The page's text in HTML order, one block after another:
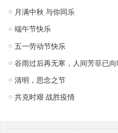
月满中秋 与你同乐
端午节快乐
五一劳动节快乐
清明，思念之节
共克时艰 战胜疫情